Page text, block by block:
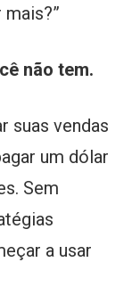
não tem.
suas vendas
um dólar
Sem
a usar